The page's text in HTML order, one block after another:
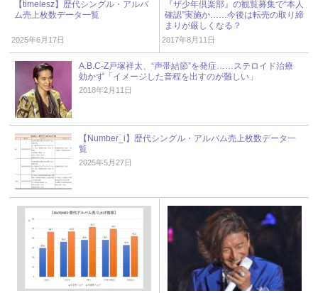
【timelesz】歴代シングル・アルバ
ム売上枚数データ一覧
2025年6月17日
『ザ少年倶楽部』の観覧募集で“本人
確認”実施か……今後は転売の取り締
まりが厳しくなる？
2017年8月11日
A.B.C-Z戸塚祥太、“声帯結節”を発症……ステロイド治療
効かず「イメージした音程を出すのが難しい」
2018年2月11日
【Number_i】歴代シングル・アルバム売上枚数データ一
覧
2025年5月27日